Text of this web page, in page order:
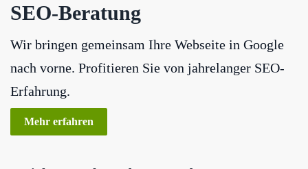
SEO-Beratung
Wir bringen gemeinsam Ihre Webseite in Google
nach vorne. Profitieren Sie von jahrelanger SEO-
Erfahrung.
Mehr erfahren